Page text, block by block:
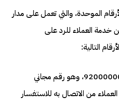
الموحدة، والتي تعمل على مدار
خدمة العملاء للرد على
التالية:
الرقم الموحد المجاني هو 9200000084، وهو رقم مجاني
من الاتصال به للاستفسار